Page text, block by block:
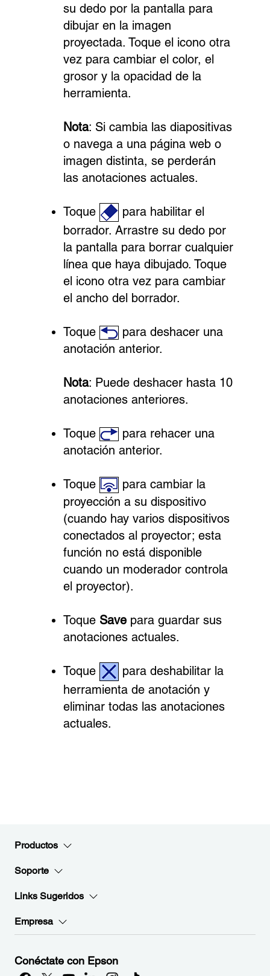
su dedo por la pantalla para
dibujar en la imagen
proyectada. Toque el icono otra
vez para cambiar el color, el
grosor y la opacidad de la
herramienta.
Nota: Si cambia las diapositivas
o navega a una página web o
imagen distinta, se perderán
las anotaciones actuales.
Toque
para habilitar el
borrador. Arrastre su dedo por
la pantalla para borrar cualquier
línea que haya dibujado. Toque
el icono otra vez para cambiar
el ancho del borrador.
Toque
para deshacer una
anotación anterior.
Nota: Puede deshacer hasta 10
anotaciones anteriores.
Toque
para rehacer una
anotación anterior.
Toque
para cambiar la
proyección a su dispositivo
(cuando hay varios dispositivos
conectados al proyector; esta
función no está disponible
cuando un moderador controla
el proyector).
Toque Save para guardar sus
anotaciones actuales.
Toque
para deshabilitar la
herramienta de anotación y
eliminar todas las anotaciones
actuales.
Productos
Soporte
Links Sugeridos
Empresa
Conéctate con Epson